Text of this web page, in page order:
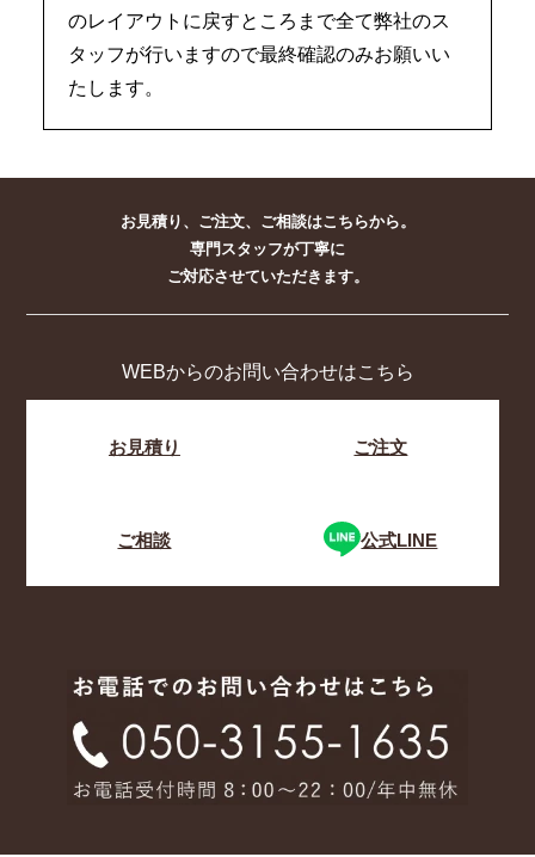
のレイアウトに戻すところまで全て弊社のス
タッフが行いますので最終確認のみお願いい
たします。
お見積り、ご注文、ご相談はこちらから。
専門スタッフが丁寧に
ご対応させていただきます。
WEBからのお問い合わせはこちら
お見積り ご注文
ご相談 公式LINE